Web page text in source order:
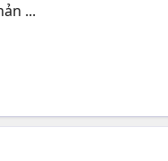
...